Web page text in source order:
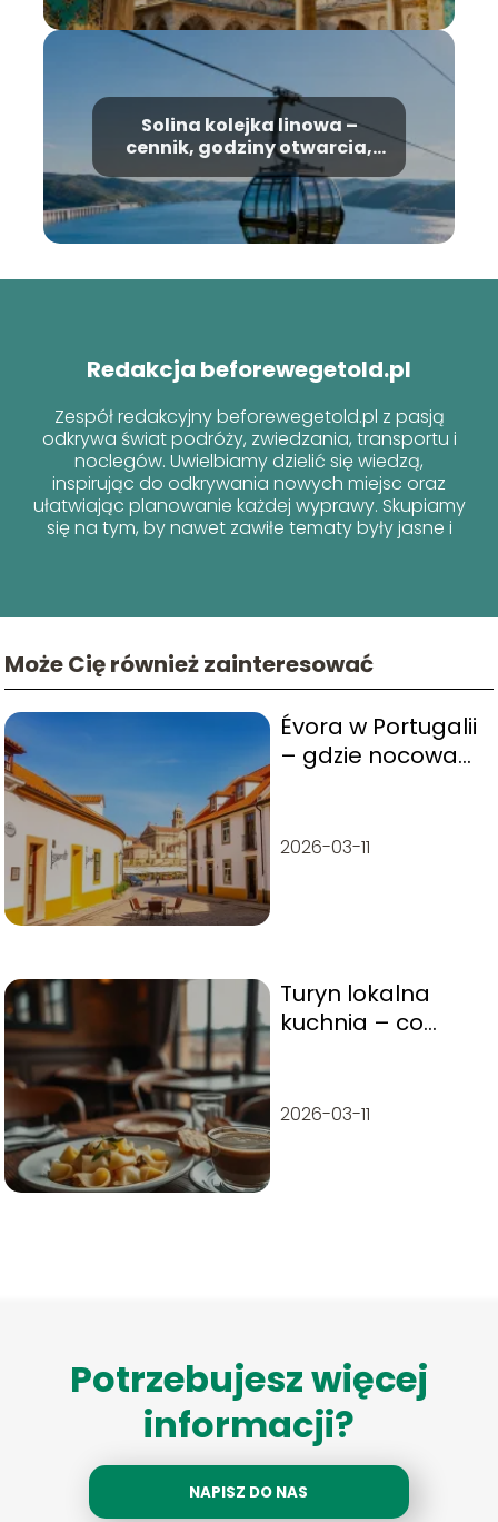
Solina kolejka linowa –
cennik, godziny otwarcia,
informacje
Redakcja beforewegetold.pl
Zespół redakcyjny beforewegetold.pl z pasją
odkrywa świat podróży, zwiedzania, transportu i
noclegów. Uwielbiamy dzielić się wiedzą,
inspirując do odkrywania nowych miejsc oraz
ułatwiając planowanie każdej wyprawy. Skupiamy
się na tym, by nawet zawiłe tematy były jasne i
Może Cię również zainteresować
Évora w Portugalii
– gdzie nocować i
2026-03-11
Turyn lokalna
kuchnia – co
2026-03-11
Potrzebujesz więcej
informacji?
NAPISZ DO NAS